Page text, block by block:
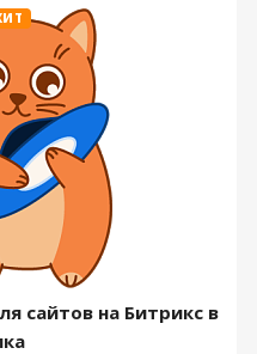
сайтов на Битрикс в